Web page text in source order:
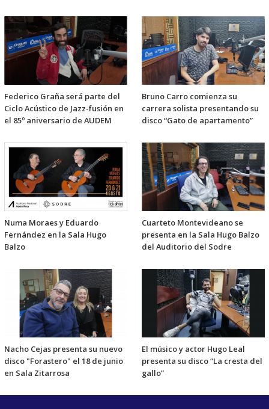
Federico Graña será parte del
Ciclo Acústico de Jazz-fusión en
el 85º aniversario de AUDEM
Bruno Carro comienza su
carrera solista presentando su
disco “Gato de apartamento”
Numa Moraes y Eduardo
Fernández en la Sala Hugo
Balzo
Cuarteto Montevideano se
presenta en la Sala Hugo Balzo
del Auditorio del Sodre
Nacho Cejas presenta su nuevo
disco "Forastero" el 18 de junio
en Sala Zitarrosa
El músico y actor Hugo Leal
presenta su disco “La cresta del
gallo”